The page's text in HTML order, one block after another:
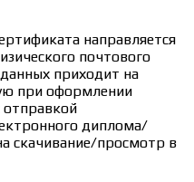
направляется
почтового
приходит на
при оформлении
отправкой
диплома/
скачивание/просмотр в